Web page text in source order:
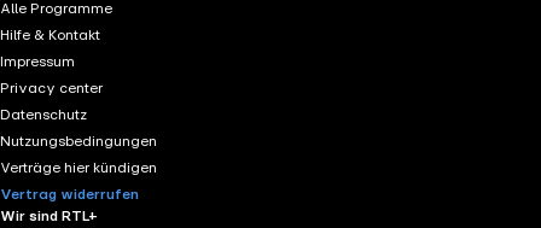
Alle Programme
Hilfe & Kontakt
Impressum
Privacy center
Datenschutz
Nutzungsbedingungen
Verträge hier kündigen
Vertrag widerrufen
Wir sind RTL+